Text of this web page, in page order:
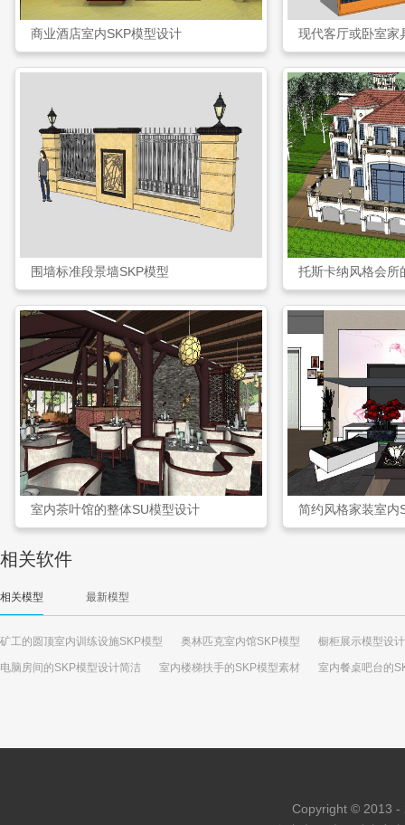
商业酒店室内SKP模型设计 现代客厅或卧室家
围墙标准段景墙SKP模型 托斯卡纳风格会所
室内茶叶馆的整体SU模型设计 简约风格家装室内
相关软件
相关模型 最新模型
矿工的圆顶室内训练设施SKP模型 奥林匹克室内馆SKP模型 橱柜展示模型设
电脑房间的SKP模型设计简洁 室内楼梯扶手的SKP模型素材 室内餐桌吧台的
Copyright © 2013 -